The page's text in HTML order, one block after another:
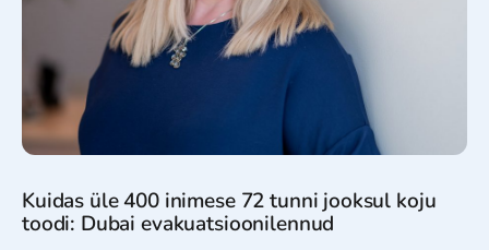
Kuidas üle 400 inimese 72 tunni jooksul koju
toodi: Dubai evakuatsioonilennud